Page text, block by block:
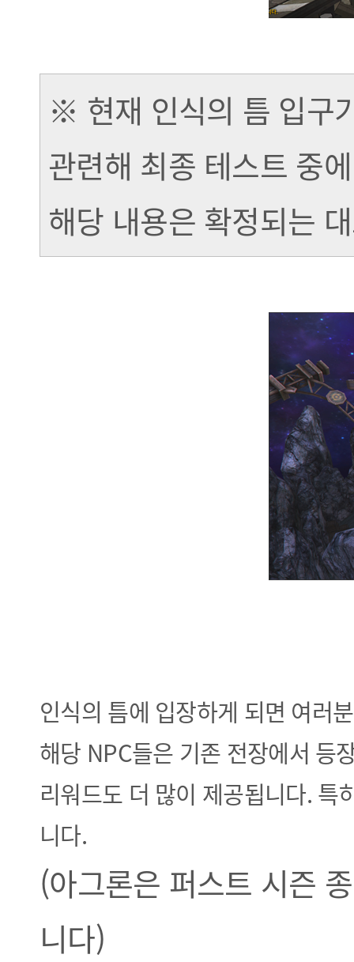
※ 현재 인식의 틈 입구
관련해 최종 테스트 중
해당 내용은 확정되는
인식의 틈에 입장하게 되면 여러
해당 NPC들은 기존 전장에서 등
리워드도 더 많이 제공됩니다. 특
니다.
(아그론은 퍼스트 시즌
니다)